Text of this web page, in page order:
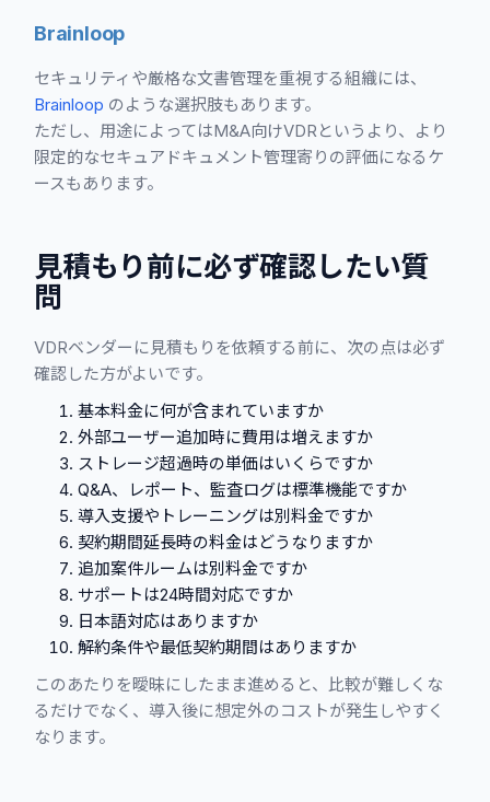
Brainloop
セキュリティや厳格な文書管理を重視する組織には、
Brainloop のような選択肢もあります。
ただし、用途によってはM&A向けVDRというより、より
限定的なセキュアドキュメント管理寄りの評価になるケ
ースもあります。
見積もり前に必ず確認したい質
問
VDRベンダーに見積もりを依頼する前に、次の点は必ず
確認した方がよいです。
基本料金に何が含まれていますか
外部ユーザー追加時に費用は増えますか
ストレージ超過時の単価はいくらですか
Q&A、レポート、監査ログは標準機能ですか
導入支援やトレーニングは別料金ですか
契約期間延長時の料金はどうなりますか
追加案件ルームは別料金ですか
サポートは24時間対応ですか
日本語対応はありますか
解約条件や最低契約期間はありますか
このあたりを曖昧にしたまま進めると、比較が難しくな
るだけでなく、導入後に想定外のコストが発生しやすく
なります。